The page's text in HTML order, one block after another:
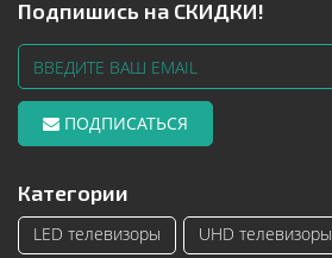
Подпишись на СКИДКИ!
ПОДПИСАТЬСЯ
Категории
LED телевизоры
UHD телевизоры